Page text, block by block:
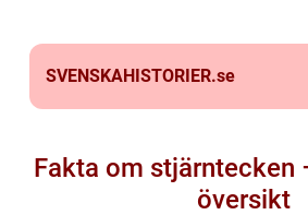
SVENSKAHISTORIER.se
Fakta om stjärntecken
översikt